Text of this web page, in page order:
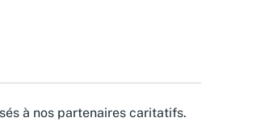
à nos partenaires caritatifs.